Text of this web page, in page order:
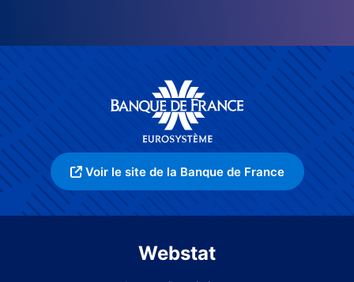
Voir le site de la Banque de France
Webstat